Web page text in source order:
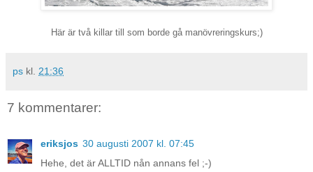
Här är två killar till som borde gå manövreringskurs;)
ps kl. 21:36
7 kommentarer:
eriksjos 30 augusti 2007 kl. 07:45
Hehe, det är ALLTID nån annans fel ;-)